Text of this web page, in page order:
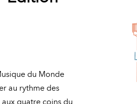
du Monde
au rythme des
quatre coins du